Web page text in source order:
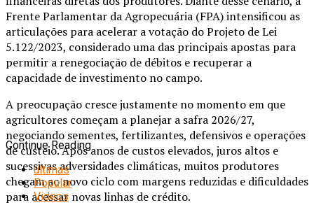
Frente Parlamentar da Agropecuária (FPA) intensificou as
articulações para acelerar a votação do Projeto de Lei
5.122/2023, considerado uma das principais apostas para
permitir a renegociação de débitos e recuperar a
capacidade de investimento no campo.
A preocupação cresce justamente no momento em que
agricultores começam a planejar a safra 2026/27,
negociando sementes, fertilizantes, defensivos e operações
de custeio. Após anos de custos elevados, juros altos e
sucessivas adversidades climáticas, muitos produtores
chegam ao novo ciclo com margens reduzidas e dificuldades
para acessar novas linhas de crédito.
Continue Reading
últimas
Popular
Videos